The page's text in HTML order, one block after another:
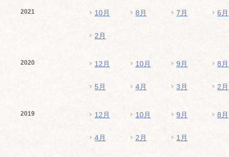
2021 10月 8月 7月 6月
2月
2020 12月 10月 9月 8月
5月 4月 3月 2月
2019 12月 10月 9月 8月
4月 2月 1月